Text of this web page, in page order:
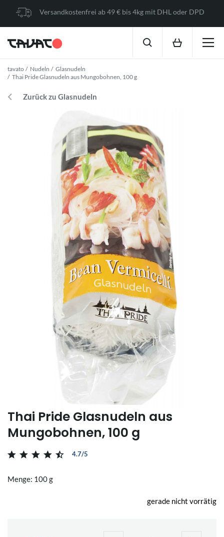
Versandkostenfrei ab 49 € bis 4kg mit DHL oder DPD
tavato Nudeln
Glasnudeln
Thai Pride Glasnudeln aus Mungobohnen, 100 g
Zurück zu Glasnudeln
Thai Pride Glasnudeln aus
Mungobohnen, 100 g
4.7/5
Menge: 100 g
gerade nicht vorrätig